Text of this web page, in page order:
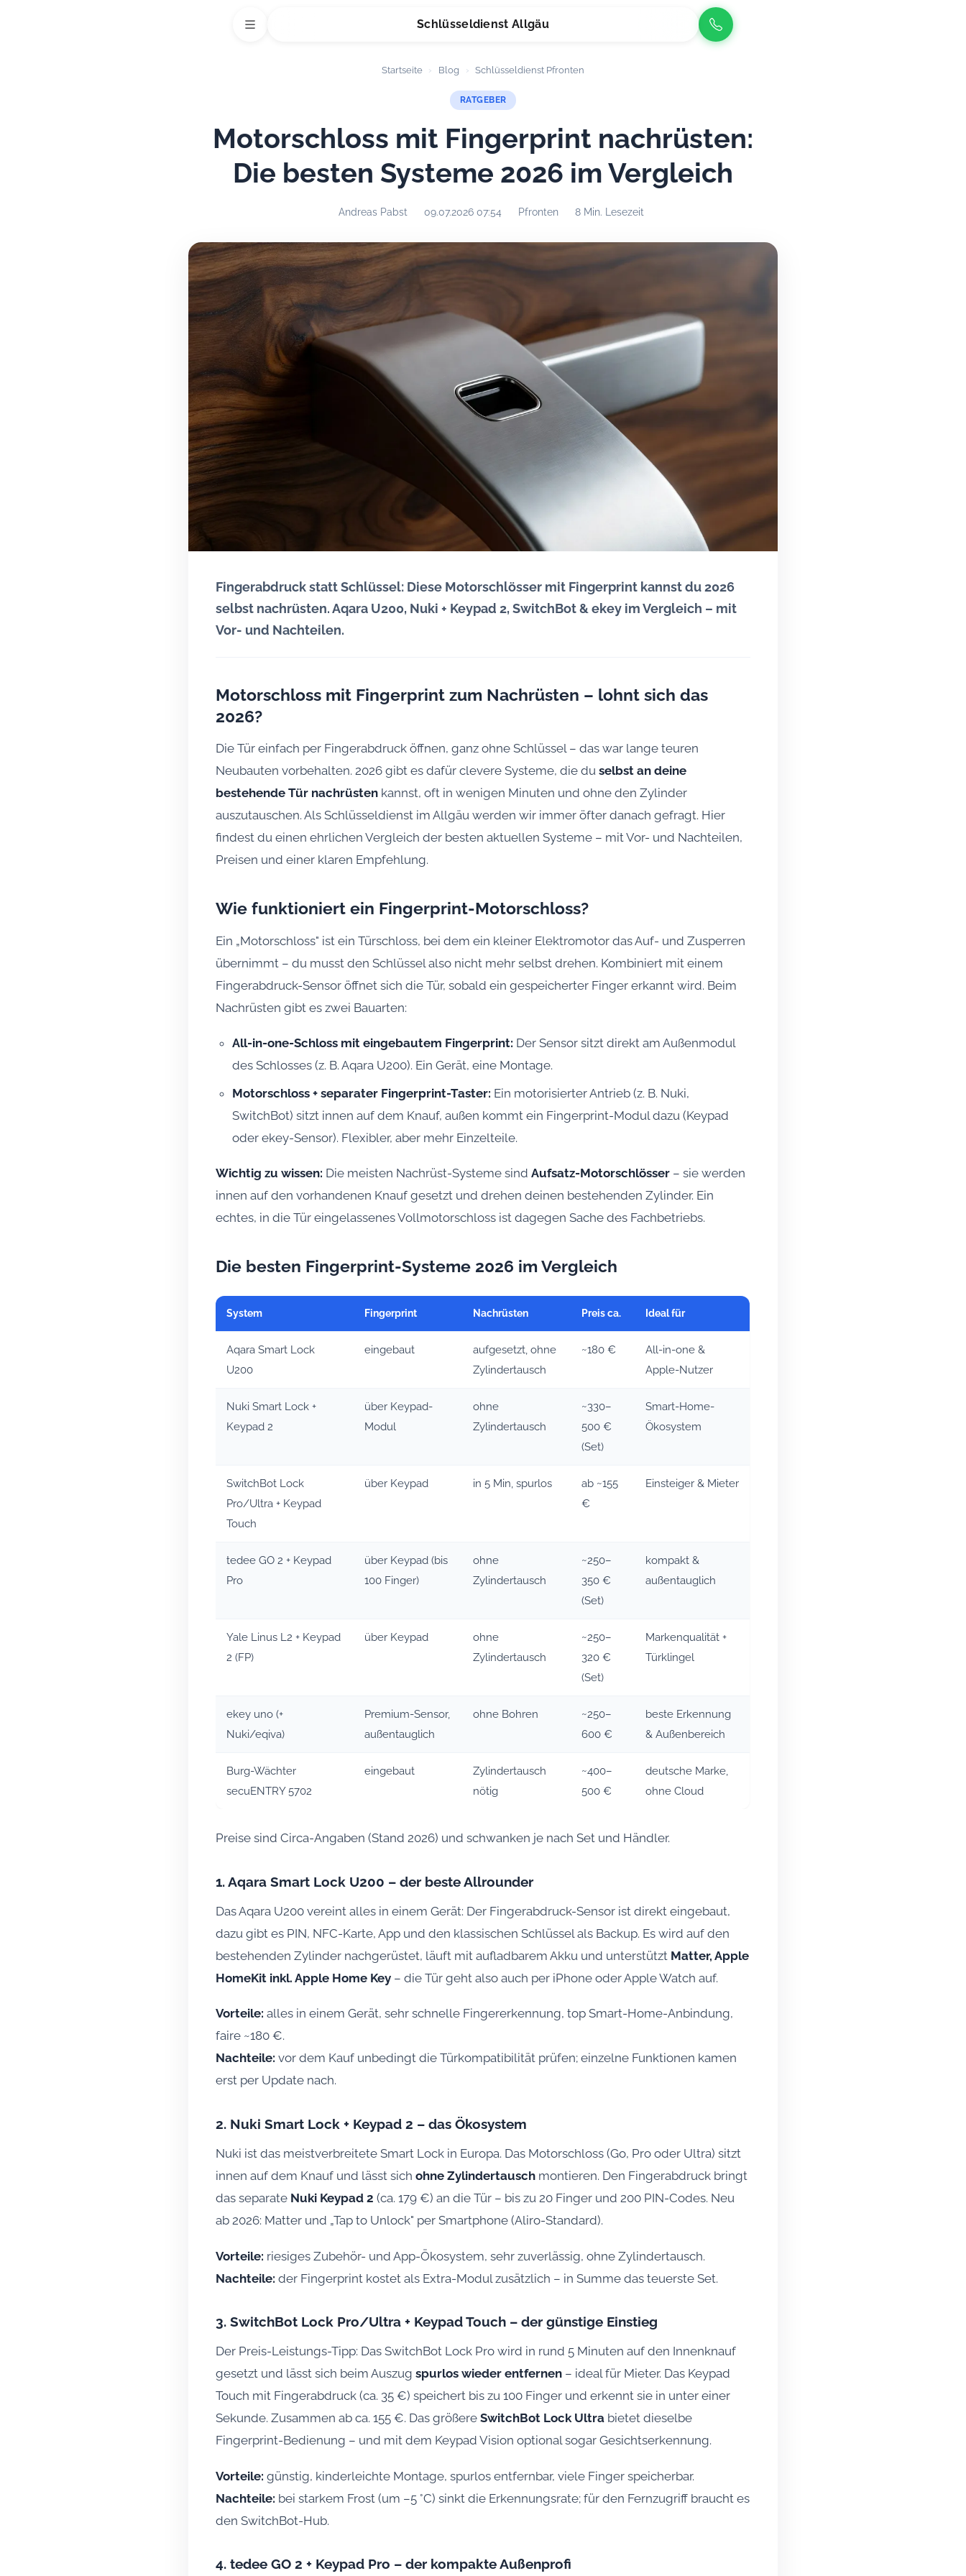
Schlüsseldienst Allgäu
Startseite › Blog › Schlüsseldienst Pfronten
RATGEBER
Motorschloss mit Fingerprint nachrüsten:
Die besten Systeme 2026 im Vergleich
Andreas Pabst 09.07.2026 07:54 Pfronten 8 Min. Lesezeit
Fingerabdruck statt Schlüssel: Diese Motorschlösser mit Fingerprint kannst du 2026
selbst nachrüsten. Aqara U200, Nuki + Keypad 2, SwitchBot & ekey im Vergleich – mit
Vor- und Nachteilen.
Motorschloss mit Fingerprint zum Nachrüsten – lohnt sich das
2026?
Die Tür einfach per Fingerabdruck öffnen, ganz ohne Schlüssel – das war lange teuren
Neubauten vorbehalten. 2026 gibt es dafür clevere Systeme, die duselbst an deine
bestehende Tür nachrüsten kannst, oft in wenigen Minuten und ohne den Zylinder
auszutauschen. Als Schlüsseldienst im Allgäu werden wir immer öfter danach gefragt. Hier
findest du einen ehrlichen Vergleich der besten aktuellen Systeme – mit Vor- und Nachteilen,
Preisen und einer klaren Empfehlung.
Wie funktioniert ein Fingerprint-Motorschloss?
Ein „Motorschloss" ist ein Türschloss, bei dem ein kleiner Elektromotor das Auf- und Zusperren
übernimmt – du musst den Schlüssel also nicht mehr selbst drehen. Kombiniert mit einem
Fingerabdruck-Sensor öffnet sich die Tür, sobald ein gespeicherter Finger erkannt wird. Beim
Nachrüsten gibt es zwei Bauarten:
All-in-one-Schloss mit eingebautem Fingerprint: Der Sensor sitzt direkt am Außenmodul
des Schlosses (z. B. Aqara U200). Ein Gerät, eine Montage.
Motorschloss + separater Fingerprint-Taster: Ein motorisierter Antrieb (z. B. Nuki,
SwitchBot) sitzt innen auf dem Knauf, außen kommt ein Fingerprint-Modul dazu (Keypad
oder ekey-Sensor). Flexibler, aber mehr Einzelteile.
Wichtig zu wissen: Die meisten Nachrüst-Systeme sindAufsatz-Motorschlösser – sie werden
innen auf den vorhandenen Knauf gesetzt und drehen deinen bestehenden Zylinder. Ein
echtes, in die Tür eingelassenes Vollmotorschloss ist dagegen Sache des Fachbetriebs.
Die besten Fingerprint-Systeme 2026 im Vergleich
System Fingerprint Nachrüsten Preis ca. Ideal für
Aqara Smart Lock
U200
eingebaut
aufgesetzt, ohne
Zylindertausch
~180 €
All-in-one &
Apple-Nutzer
Nuki Smart Lock +
Keypad 2
über Keypad-
Modul
ohne
Zylindertausch
~330–
500 €
(Set)
Smart-Home-
Ökosystem
SwitchBot Lock
Pro/Ultra + Keypad
Touch
über Keypad in 5 Min, spurlos
ab ~155
€
Einsteiger & Mieter
tedee GO 2 + Keypad
Pro
über Keypad (bis
100 Finger)
ohne
Zylindertausch
~250–
350 €
(Set)
kompakt &
außentauglich
Yale Linus L2 + Keypad
2 (FP)
über Keypad
ohne
Zylindertausch
~250–
320 €
(Set)
Markenqualität +
Türklingel
ekey uno (+
Nuki/eqiva)
Premium-Sensor,
außentauglich
ohne Bohren
~250–
600 €
beste Erkennung
& Außenbereich
Burg-Wächter
secuENTRY 5702
eingebaut
Zylindertausch
nötig
~400–
500 €
deutsche Marke,
ohne Cloud
Preise sind Circa-Angaben (Stand 2026) und schwanken je nach Set und Händler.
1. Aqara Smart Lock U200 – der beste Allrounder
Das Aqara U200 vereint alles in einem Gerät: Der Fingerabdruck-Sensor ist direkt eingebaut,
dazu gibt es PIN, NFC-Karte, App und den klassischen Schlüssel als Backup. Es wird auf den
bestehenden Zylinder nachgerüstet, läuft mit aufladbarem Akku und unterstützt Matter, Apple
HomeKit inkl. Apple Home Key – die Tür geht also auch per iPhone oder Apple Watch auf.
Vorteile: alles in einem Gerät, sehr schnelle Fingererkennung, top Smart-Home-Anbindung,
faire ~180 €.
Nachteile: vor dem Kauf unbedingt die Türkompatibilität prüfen; einzelne Funktionen kamen
erst per Update nach.
2. Nuki Smart Lock + Keypad 2 – das Ökosystem
Nuki ist das meistverbreitete Smart Lock in Europa. Das Motorschloss (Go, Pro oder Ultra) sitzt
innen auf dem Knauf und lässt sichohne Zylindertausch montieren. Den Fingerabdruck bringt
das separate Nuki Keypad 2 (ca. 179 €) an die Tür – bis zu 20 Finger und 200 PIN-Codes. Neu
ab 2026: Matter und „Tap to Unlock" per Smartphone (Aliro-Standard).
Vorteile: riesiges Zubehör- und App-Ökosystem, sehr zuverlässig, ohne Zylindertausch.
Nachteile: der Fingerprint kostet als Extra-Modul zusätzlich – in Summe das teuerste Set.
3. SwitchBot Lock Pro/Ultra + Keypad Touch – der günstige Einstieg
Der Preis-Leistungs-Tipp: Das SwitchBot Lock Pro wird in rund 5 Minuten auf den Innenknauf
gesetzt und lässt sich beim Auszugspurlos wieder entfernen – ideal für Mieter. Das Keypad
Touch mit Fingerabdruck (ca. 35 €) speichert bis zu 100 Finger und erkennt sie in unter einer
Sekunde. Zusammen ab ca. 155 €. Das größereSwitchBot Lock Ultra bietet dieselbe
Fingerprint-Bedienung – und mit dem Keypad Vision optional sogar Gesichtserkennung.
Vorteile: günstig, kinderleichte Montage, spurlos entfernbar, viele Finger speicherbar.
Nachteile: bei starkem Frost (um –5 °C) sinkt die Erkennungsrate; für den Fernzugriff braucht es
den SwitchBot-Hub.
4. tedee GO 2 + Keypad Pro – der kompakte Außenprofi